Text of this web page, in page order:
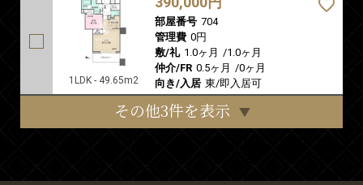
1LDK - 49.65m2
部屋番号 704
管理費 0円
敷/礼 1.0ヶ月 /1.0ヶ月
仲介/FR 0.5ヶ月 /0ヶ月
向き/入居 東/即入居可
その他3件を表示